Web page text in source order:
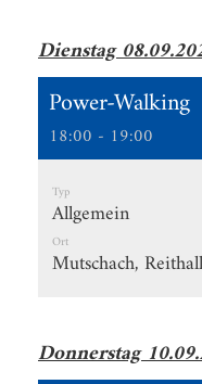
Dienstag
Power-Walking
18:00 - 19:00
Typ
Allgemein
Ort
Mutschach,
Donnerstag